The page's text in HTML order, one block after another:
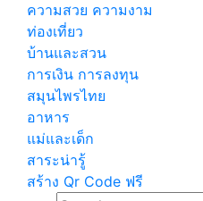
ความสวย ความงาม
ท่องเที่ยว
บ้านและสวน
การเงิน การลงทุน
สมุนไพรไทย
อาหาร
แม่และเด็ก
สาระน่ารู้
สร้าง Qr Code ฟรี